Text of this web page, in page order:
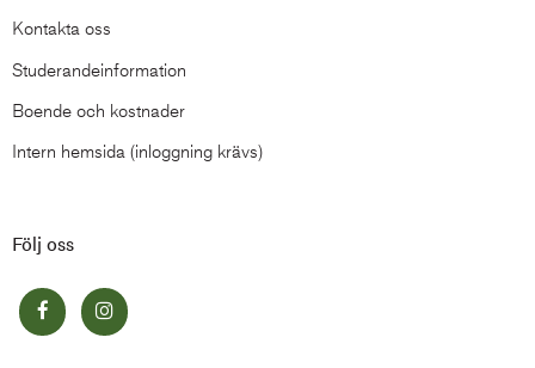
Kontakta oss
Studerandeinformation
Boende och kostnader
Intern hemsida (inloggning krävs)
Följ oss